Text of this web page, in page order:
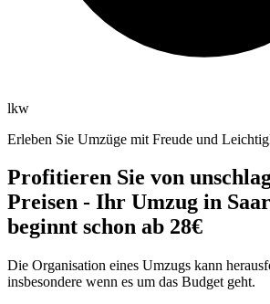
lkw
Erleben Sie Umzüge mit Freude und
Profitieren Sie von
Preisen - Ihr Umzug in
beginnt schon ab 28€
Die Organisation eines Umzugs kann
insbesondere wenn es um das Budget geht.